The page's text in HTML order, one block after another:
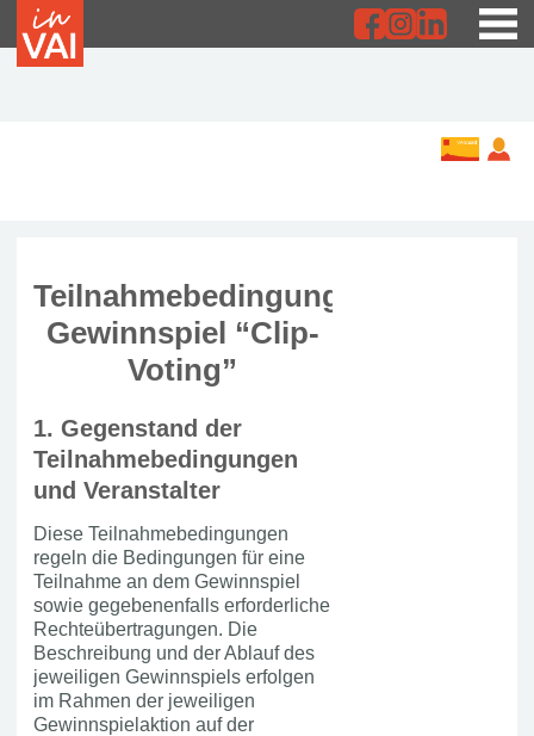
Teilnahmebedingungen
Gewinnspiel “Clip-
Voting”
1. Gegenstand der
Teilnahmebedingungen
und Veranstalter
Diese Teilnahmebedingungen
regeln die Bedingungen für eine
Teilnahme an dem Gewinnspiel
sowie gegebenenfalls erforderliche
Rechteübertragungen. Die
Beschreibung und der Ablauf des
jeweiligen Gewinnspiels erfolgen
im Rahmen der jeweiligen
Gewinnspielaktion auf der